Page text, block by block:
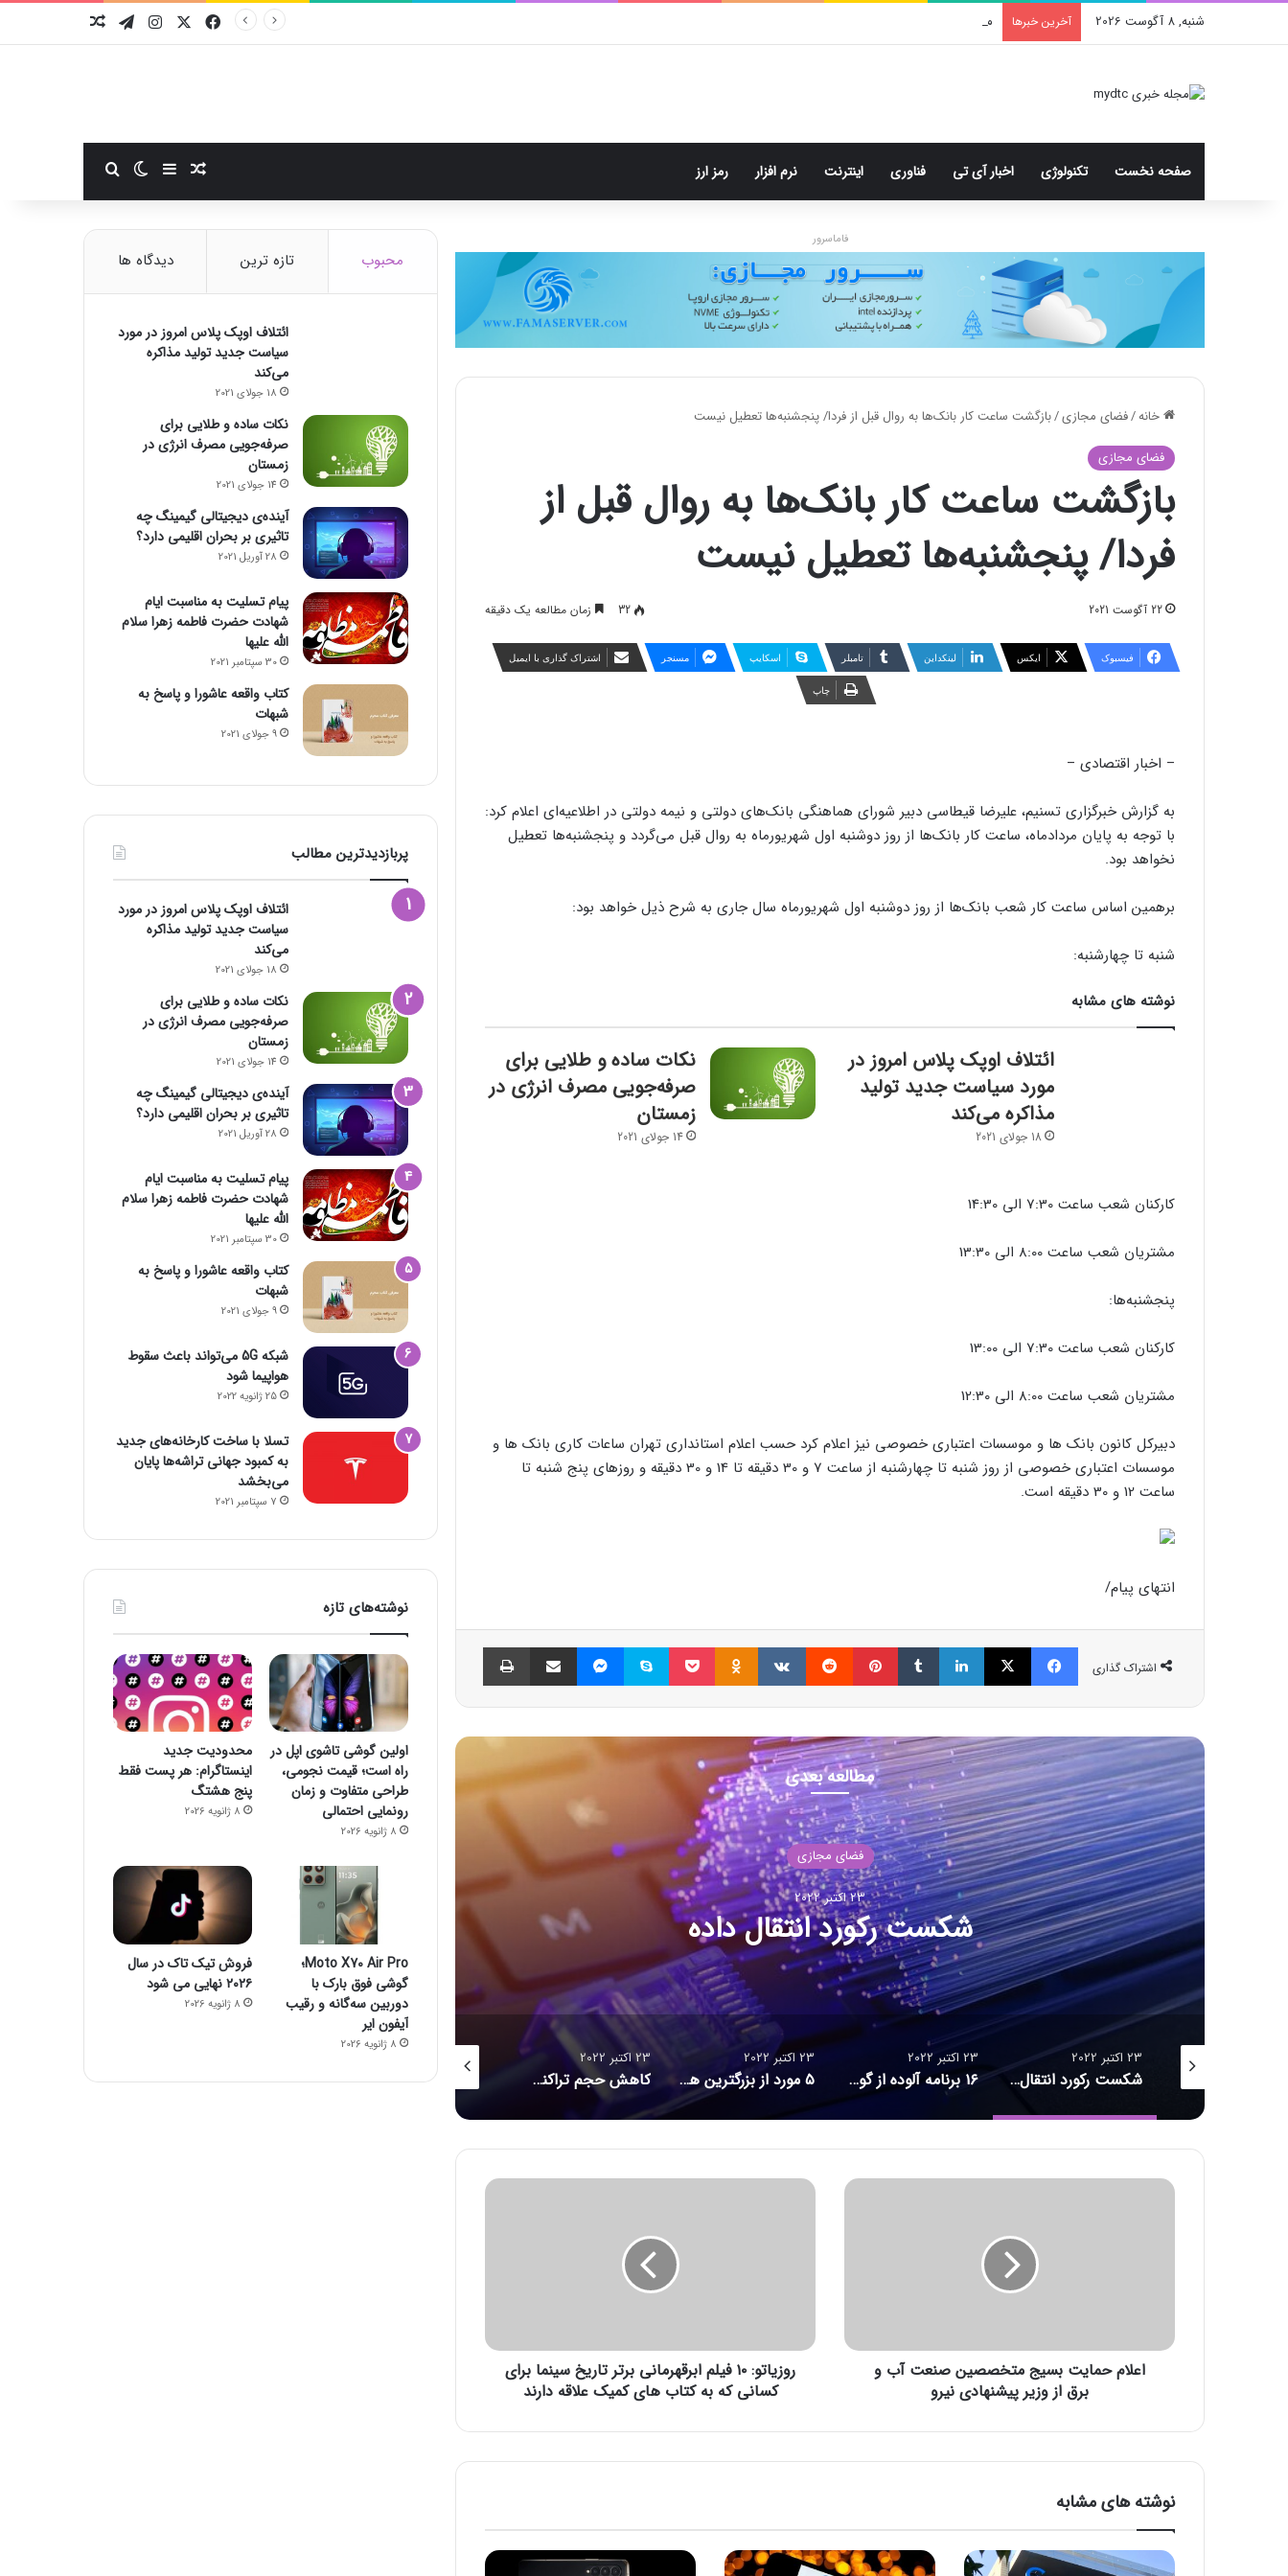
شنبه, 8 آگوست 2026 آخرین خبرها محدودیت جدید اینستاگرام: هر پست فقط پنج هشتگ فیسبوکایکس اینستاگرام
تلگرام
صفحه نخست تکنولوژی اخبار آی تی فناوری اینترنت نرم افزار رمز ارز نوشته تصادفی
سایدبارتغییر پوسته
فاماسرور
خانه/فضای مجازی/بازگشت ساعت کار بانک‌ها به روال قبل از فردا/ پنجشنبه‌ها تعطیل نیست
فضای مجازی
بازگشت ساعت کار بانک‌ها به روال قبل از
فردا/ پنجشنبه‌ها تعطیل نیست
22 آگوست 2021 32 زمان مطالعه یک دقیقه
فیسبوک ایکس لینکداین تامبلر اسکایپ مسنجر اشتراک گذاری با ایمیل
چاپ
– اخبار اقتصادی –
به گزارش خبرگزاری تسنیم، علیرضا قیطاسی دبیر شورای هماهنگی بانک‌های دولتی و نیمه دولتی در اطلاعیه‌ای اعلام کرد:
با توجه به پایان مردادماه، ساعت کار بانک‌ها از روز دوشنبه اول شهریورماه به روال قبل می‌گردد و پنجشنبه‌ها تعطیل
نخواهد بود.
برهمین اساس ساعت کار شعب بانک‌ها از روز دوشنبه اول شهریورماه سال جاری به شرح ذیل خواهد بود:
شنبه تا چهارشنبه:
نوشته های مشابه
ائتلاف اوپک پلاس امروز در
مورد سیاست جدید تولید
مذاکره می‌کند
18 جولای 2021
نکات ساده و طلایی برای
صرفه‌جویی مصرف انرژی در
زمستان
14 جولای 2021
کارکنان شعب ساعت 7:30 الی 14:30
مشتریان شعب ساعت 8:00 الی 13:30
پنجشنبه‌ها:
کارکنان شعب ساعت 7:30 الی 13:00
مشتریان شعب ساعت 8:00 الی 12:30
دبیرکل کانون بانک ها و موسسات اعتباری خصوصی نیز اعلام کرد حسب اعلام استانداری تهران ساعات کاری بانک ها و
موسسات اعتباری خصوصی از روز شنبه تا چهارشنبه از ساعت 7 و 30 دقیقه تا 14 و 30 دقیقه و روزهای پنج شنبه تا
ساعت 12 و 30 دقیقه است.
انتهای پیام/
اشتراک گذاری
فیسبوک ایکس لینکداین تامبلر پینتریست Reddit
VKontakte
Odnoklassniki پاکت اسکایپ مسنجر اشتراک گذاری با ایمیل
مطالعه بعدی
فضای مجازی
23 اکتبر 2022
شکست رکورد انتقال داده
23 اکتبر 2022
شکست رکورد انتقال داده
23 اکتبر 2022
۱۶ برنامه آلوده از گوگل پلی پاک شدند
23 اکتبر 2022
۵ مورد از بزرگترین هک‌های تاریخ امنیت سایبری/ حلقه ازدواج هوشمندی که مراقب شماست/ احتمال بازبینی امنیتی آمریکا از قرارداد ماسک برای خرید توییتر
23 اکتبر 2022
کاهش حجم تراکنش‌ توکن‌های متاورس جیمز وب از توده اسرار آمیز تصویربرداری کرد چگونه یک گوشی هوشمند می‌تواند خطر مرگ شما را پیش بینی کند؟
ا
ی
ی
خ
ص
ص
ی
اعلام حمایت بسیج متخصصین صنعت آب و
برق از وزیر پیشنهادی نیرو
ر
۱
ل
ق
ه
ر
روزیاتو: ۱۰ فیلم ابرقهرمانی برتر تاریخ سینما برای
کسانی که به کتاب های کمیک علاقه دارند
نوشته های مشابه
محبوب تازه ترین دیدگاه ها
ائتلاف اوپک پلاس امروز در مورد
سیاست جدید تولید مذاکره
می‌کند
18 جولای 2021
نکات ساده و طلایی برای
صرفه‌جویی مصرف انرژی در
زمستان
14 جولای 2021
آینده‌ی دیجیتالی گیمینگ چه
تاثیری بر بحران اقلیمی دارد؟
28 آوریل 2021
پیام تسلیت به مناسبت ایام
شهادت حضرت فاطمه زهرا سلام
الله علیها
30 سپتامبر 2021
کتاب واقعه عاشورا و پاسخ به
شبهات
9 جولای 2021
پربازدیدترین مطالب
ائتلاف اوپک پلاس امروز در مورد
سیاست جدید تولید مذاکره
می‌کند
18 جولای 2021
نکات ساده و طلایی برای
صرفه‌جویی مصرف انرژی در
زمستان
14 جولای 2021
آینده‌ی دیجیتالی گیمینگ چه
تاثیری بر بحران اقلیمی دارد؟
28 آوریل 2021
پیام تسلیت به مناسبت ایام
شهادت حضرت فاطمه زهرا سلام
الله علیها
30 سپتامبر 2021
کتاب واقعه عاشورا و پاسخ به
شبهات
9 جولای 2021
شبکه 5G می‌تواند باعث سقوط
هواپیما شود
25 ژانویه 2022
تسلا با ساخت کارخانه‌های جدید
به کمبود جهانی تراشه‌ها پایان
می‌بخشد
7 سپتامبر 2021
نوشته‌های تازه
اولین گوشی تاشوی اپل در
راه است؛ قیمت نجومی،
طراحی متفاوت و زمان
رونمایی احتمالی
8 ژانویه 2026
محدودیت جدید
اینستاگرام: هر پست فقط
پنج هشتگ
8 ژانویه 2026
Moto X70 Air Pro؛
گوشی فوق بارک با
دوربین سه‌گانه و رقیب
آیفون ایر
8 ژانویه 2026
فروش تیک تاک در سال
۲۰۲۶ نهایی می شود
8 ژانویه 2026